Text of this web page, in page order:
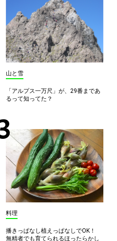
山と雪
「アルプス一万尺」が、29番まであ
るって知ってた？
料理
播きっぱなし植えっぱなしでOK！
無精者でも育てられるほったらかし